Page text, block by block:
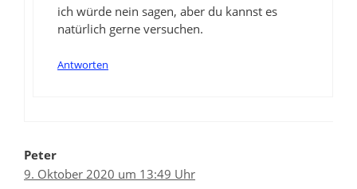
ich würde nein sagen, aber du kannst es
natürlich gerne versuchen.
Antworten
Peter
9. Oktober 2020 um 13:49 Uhr